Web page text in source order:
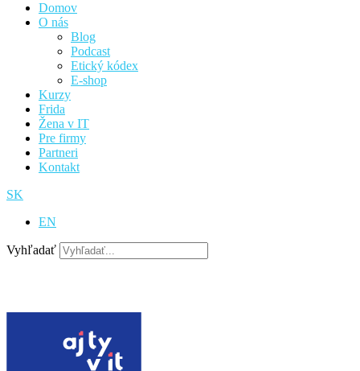
Domov
O nás
Blog
Podcast
Etický kódex
E-shop
Kurzy
Frida
Žena v IT
Pre firmy
Partneri
Kontakt
SK
EN
Vyhľadať